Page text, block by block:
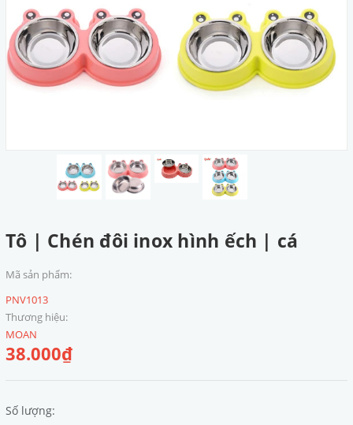
Tô | Chén đôi inox hình ếch | cá
Mã sản phẩm:
PNV1013
Thương hiệu:
MOAN
38.000₫
Số lượng: